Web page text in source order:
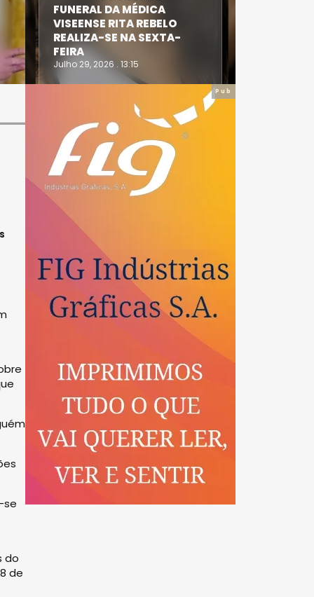
se
do
de
ATLETA DE CASTRO DAIRE
SUPERA PROVA EXTREMA
DO TRIATLO E TORNA-SE
Julho 28, 2026 . 16:14
Pub